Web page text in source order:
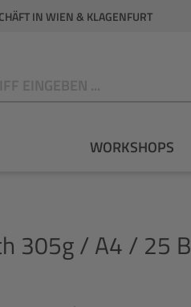
IN WIEN & KLAGENFURT
WORKSHOPS
305g / A4 / 25